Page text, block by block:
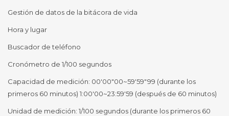
Gestión de datos de la bitácora de vida
Hora y lugar
Buscador de teléfono
Cronómetro de 1/100 segundos
Capacidad de medición: 00'00"00~59'59"99 (durante los
primeros 60 minutos) 1:00'00~23:59'59 (después de 60 minutos)
Unidad de medición: 1/100 segundos (durante los primeros 60